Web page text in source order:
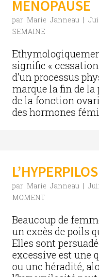
MENOPAUSE
par Marie Janneau |
SEMAINE
signifie « cessation
d’un processus
marque la fin de la
de la fonction
des hormones
par Marie Janneau |
MOMENT
Beaucoup de
un excès de poils
Elles sont
excessive est une
ou une héradité,